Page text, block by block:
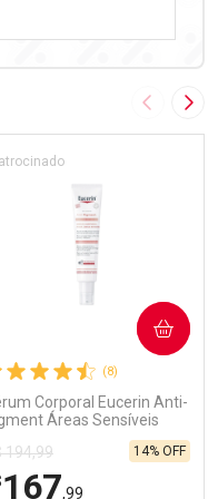
Imagem
(8)
Corporal Eucerin Anti-
Áreas Sensíveis
194,99
167,99
14% OFF
COMPRAR